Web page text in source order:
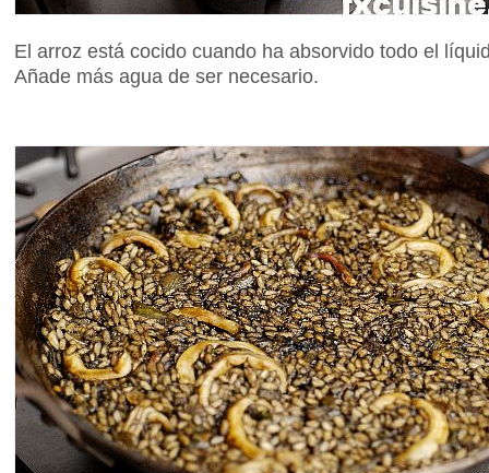
El arroz está cocido cuando ha absorvido todo el
Añade más agua de ser necesario.